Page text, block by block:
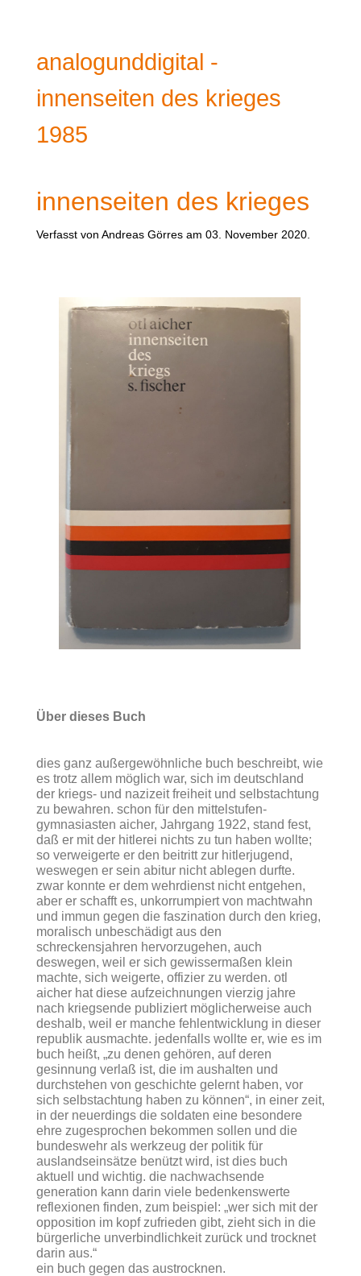
analogunddigital -
innenseiten des krieges
1985
innenseiten des krieges
Verfasst von Andreas Görres am 03. November 2020
Über dieses Buch
dies ganz außergewöhnliche buch beschreibt, wie
es trotz allem möglich war, sich im deutschland
der kriegs- und nazizeit freiheit und selbstachtung
zu bewahren. schon für den mittelstufen-
gymnasiasten aicher, Jahrgang 1922, stand fest,
daß er mit der hitlerei nichts zu tun haben wollte;
so verweigerte er den beitritt zur hitlerjugend,
weswegen er sein abitur nicht ablegen durfte.
zwar konnte er dem wehrdienst nicht entgehen,
aber er schafft es, unkorrumpiert von machtwahn
und immun gegen die faszination durch den krieg,
moralisch unbeschädigt aus den
schreckensjahren hervorzugehen, auch
deswegen, weil er sich gewissermaßen klein
machte, sich weigerte, offizier zu werden. otl
aicher hat diese aufzeichnungen vierzig jahre
nach kriegsende publiziert möglicherweise auch
deshalb, weil er manche fehlentwicklung in dieser
republik ausmachte. jedenfalls wollte er, wie es im
buch heißt, „zu denen gehören, auf deren
gesinnung verlaß ist, die im aushalten und
durchstehen von geschichte gelernt haben, vor
sich selbstachtung haben zu können“, in einer zeit,
in der neuerdings die soldaten eine besondere
ehre zugesprochen bekommen sollen und die
bundeswehr als werkzeug der politik für
auslandseinsätze benützt wird, ist dies buch
aktuell und wichtig. die nachwachsende
generation kann darin viele bedenkenswerte
reflexionen finden, zum beispiel: „wer sich mit der
opposition im kopf zufrieden gibt, zieht sich in die
bürgerliche unverbindlichkeit zurück und trocknet
darin aus.“
ein buch gegen das austrocknen.